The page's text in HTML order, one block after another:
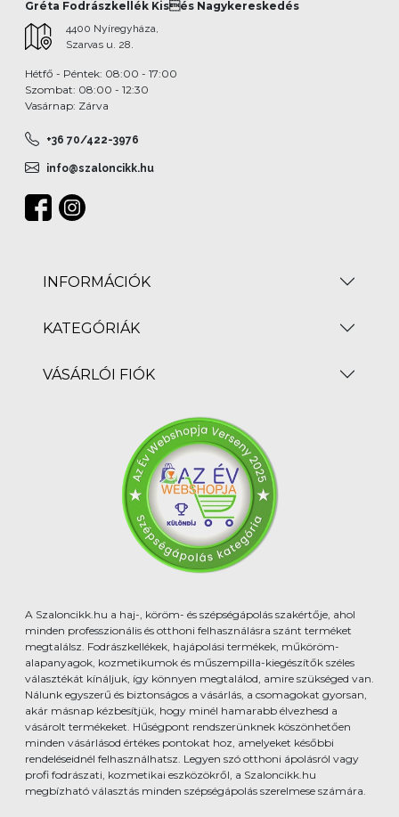
Gréta Fodrászkellék Kisés Nagykereskedés
4400 Nyíregyháza,
Szarvas u. 28.
Hétfő - Péntek: 08:00 - 17:00
Szombat: 08:00 - 12:30
Vasárnap: Zárva
+36 70/422-3976
info@szaloncikk.hu
INFORMÁCIÓK
KATEGÓRIÁK
VÁSÁRLÓI FIÓK
A Szaloncikk.hu a haj-, köröm- és szépségápolás szakértője, ahol
minden professzionális és otthoni felhasználásra szánt terméket
megtalálsz. Fodrászkellékek, hajápolási termékek, műköröm-
alapanyagok, kozmetikumok és műszempilla-kiegészítők széles
választékát kínáljuk, így könnyen megtalálod, amire szükséged van.
Nálunk egyszerű és biztonságos a vásárlás, a csomagokat gyorsan,
akár másnap kézbesítjük, hogy minél hamarabb élvezhesd a
vásárolt termékeket. Hűségpont rendszerünknek köszönhetően
minden vásárlásod értékes pontokat hoz, amelyeket későbbi
rendeléseidnél felhasználhatsz. Legyen szó otthoni ápolásról vagy
profi fodrászati, kozmetikai eszközökről, a Szaloncikk.hu
megbízható választás minden szépségápolás szerelmese számára.